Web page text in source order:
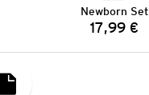
Newborn Set
Preis:
17,99 €